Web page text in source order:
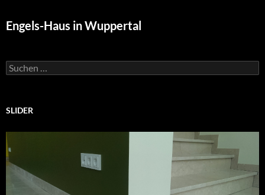
Engels-Haus in Wuppertal
Suchen
nach:
SLIDER